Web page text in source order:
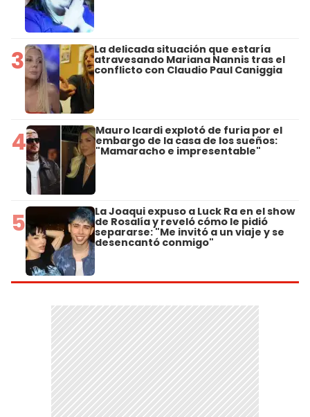
3 La delicada situación que estaría
atravesando Mariana Nannis tras el
conflicto con Claudio Paul Caniggia
4 Mauro Icardi explotó de furia por el
embargo de la casa de los sueños:
"Mamaracho e impresentable"
5 La Joaqui expuso a Luck Ra en el show
de Rosalía y reveló cómo le pidió
separarse: "Me invitó a un viaje y se
desencantó conmigo"